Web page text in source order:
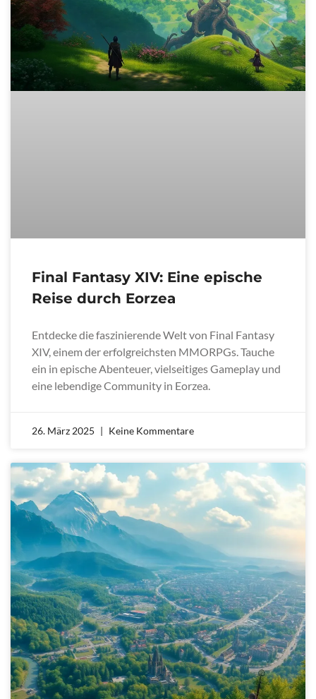
Final Fantasy XIV: Eine epische
Reise durch Eorzea
Entdecke die faszinierende Welt von Final Fantasy
XIV, einem der erfolgreichsten MMORPGs. Tauche
ein in epische Abenteuer, vielseitiges Gameplay und
eine lebendige Community in Eorzea.
26. März 2025 Keine Kommentare